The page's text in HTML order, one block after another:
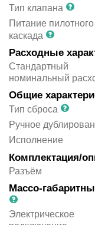
Тип клапана
Питание пилотного
каскада
Расходные
Стандартный
номинальный
Общие
Тип сброса
Ручное
Исполнение
Комплектация/
Разъём
Массо-
Электрическое